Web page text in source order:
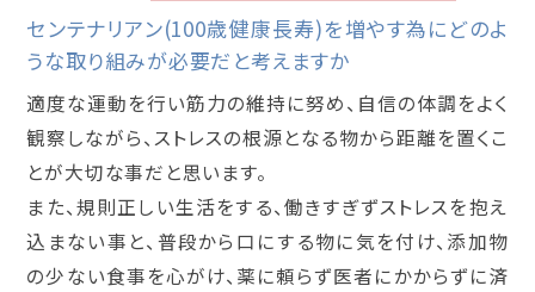
センテナリアン(100歳健康長寿)を増やす為にどのよ
うな取り組みが必要だと考えますか
適度な運動を行い筋力の維持に努め、自信の体調をよく
観察しながら、ストレスの根源となる物から距離を置くこ
とが大切な事だと思います。
また、規則正しい生活をする、働きすぎずストレスを抱え
込まない事と、普段から口にする物に気を付け、添加物
の少ない食事を心がけ、薬に頼らず医者にかからずに済